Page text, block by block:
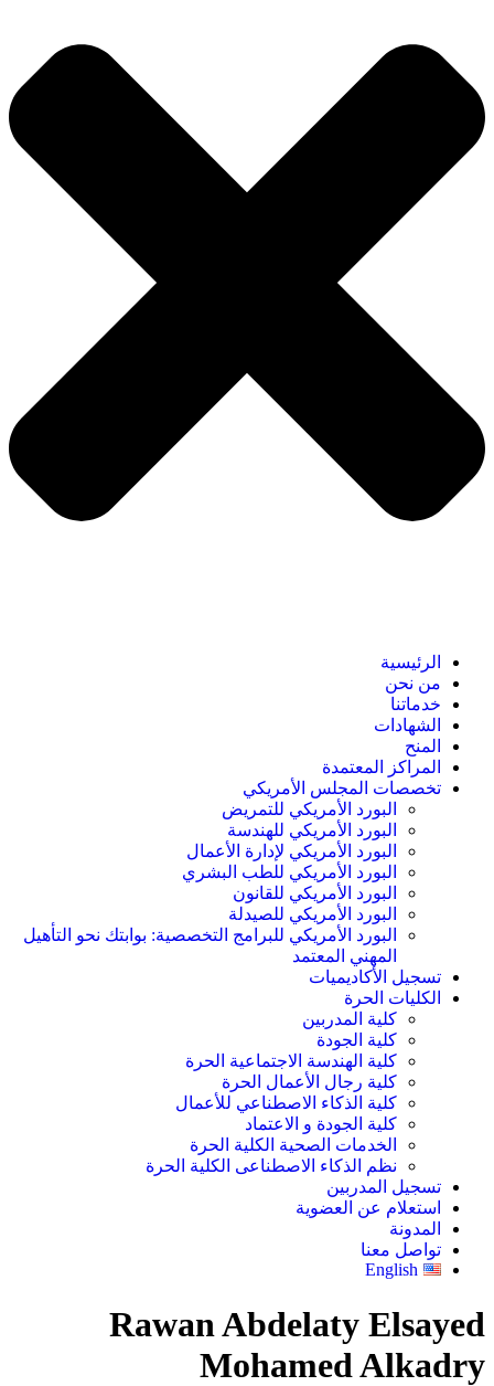
الرئيسية
من نحن
خدماتنا
الشهادات
المنح
المراكز المعتمدة
تخصصات المجلس الأمريكي
البورد الأمريكي للتمريض
البورد الأمريكي للهندسة
البورد الأمريكي لإدارة الأعمال
البورد الأمريكي للطب البشري
البورد الأمريكي للقانون
البورد الأمريكي للصيدلة
البورد الأمريكي للبرامج التخصصية: بوابتك نحو التأهيل
المهني المعتمد
تسجيل الأكاديميات
الكليات الحرة
كلية المدربين
كلية الجودة
كلية الهندسة الاجتماعية الحرة
كلية رجال الأعمال الحرة
كلية الذكاء الاصطناعي للأعمال
كلية الجودة و الاعتماد
الخدمات الصحية الكلية الحرة
نظم الذكاء الاصطناعى الكلية الحرة
تسجيل المدربين
استعلام عن العضوية
المدونة
تواصل معنا
English
Rawan Abdelaty Elsayed
Mohamed Alkadry